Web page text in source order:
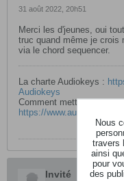
31 août 2022, 20h51
Merci les d'jeunes, oui
truc quand même je crois
via le chord sequencer.
La charte Audiokeys :
Audiokeys
Comment mettre un
https://
Invité
Nous
travers
ainsi
pour
des